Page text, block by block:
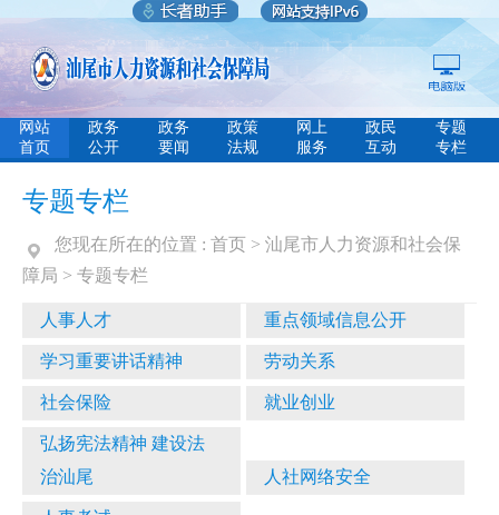
网站
首页
政务
公开
政务
要闻
政策
法规
网上
服务
政民
互动
专题
专栏
专题专栏
您现在所在的位置 : 首页 > 汕尾市人力资源和社会保
障局 > 专题专栏
人事人才 重点领域信息公开
学习重要讲话精神 劳动关系
社会保险 就业创业
弘扬宪法精神 建设法
治汕尾
人社网络安全